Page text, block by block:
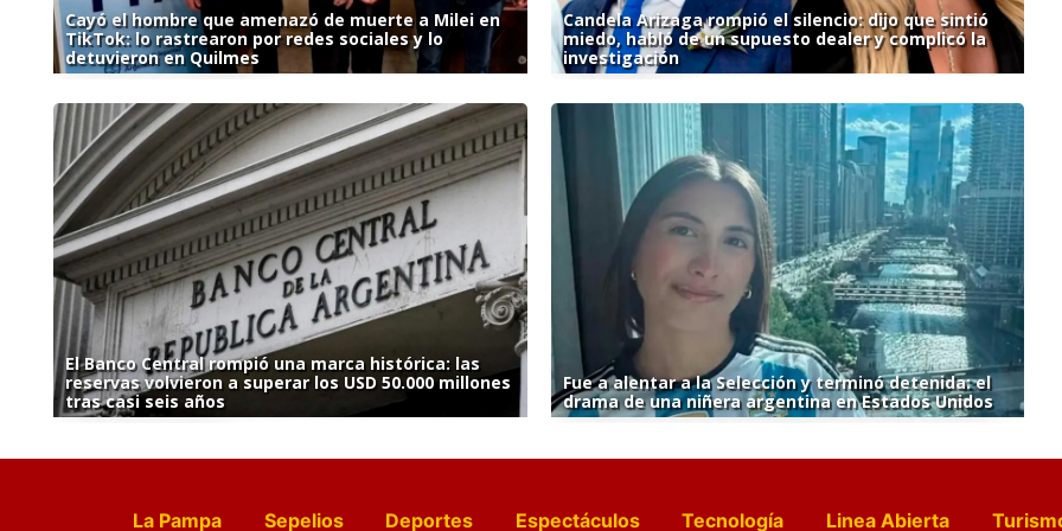
Cayó el hombre que amenazó de muerte a Milei en
TikTok: lo rastrearon por redes sociales y lo
detuvieron en Quilmes
Candela Arizaga rompió el silencio: dijo que sintió
miedo, habló de un supuesto dealer y complicó la
investigación
El Banco Central rompió una marca histórica: las
reservas volvieron a superar los USD 50.000 millones
tras casi seis años
Fue a alentar a la Selección y terminó detenida: el
drama de una niñera argentina en Estados Unidos
La Pampa Sepelios Deportes Espectáculos Tecnología Linea Abierta